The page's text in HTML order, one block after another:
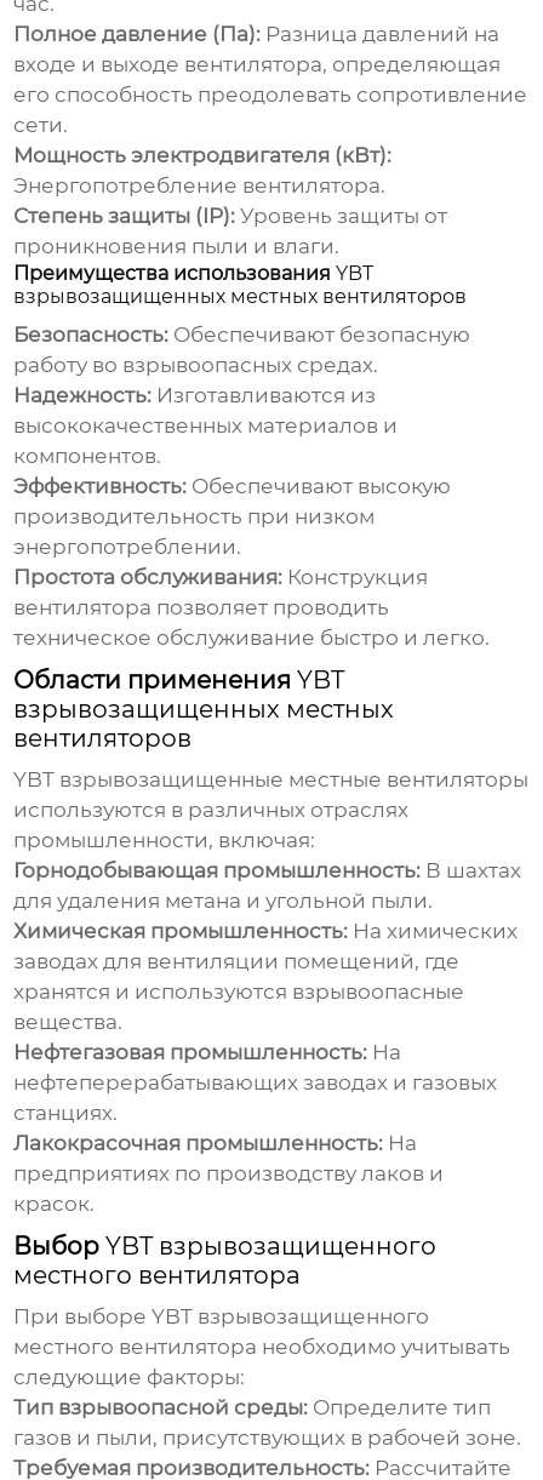
Полное давление (Па): Разница давлений на
входе и выходе вентилятора, определяющая
его способность преодолевать сопротивление
сети.
Мощность электродвигателя (кВт):
Энергопотребление вентилятора.
Степень защиты (IP): Уровень защиты от
проникновения пыли и влаги.
Преимущества использованияYBT
взрывозащищенных местных вентиляторов
Безопасность: Обеспечивают безопасную
работу во взрывоопасных средах.
Надежность: Изготавливаются из
высококачественных материалов и
компонентов.
Эффективность: Обеспечивают высокую
производительность при низком
энергопотреблении.
Простота обслуживания: Конструкция
вентилятора позволяет проводить
техническое обслуживание быстро и легко.
Области примененияYBT
взрывозащищенных местных
вентиляторов
YBT взрывозащищенные местные вентиляторы
используются в различных отраслях
промышленности, включая:
Горнодобывающая промышленность: В шахтах
для удаления метана и угольной пыли.
Химическая промышленность: На химических
заводах для вентиляции помещений, где
хранятся и используются взрывоопасные
вещества.
Нефтегазовая промышленность: На
нефтеперерабатывающих заводах и газовых
станциях.
Лакокрасочная промышленность: На
предприятиях по производству лаков и
красок.
ВыборYBT взрывозащищенного
местного вентилятора
При выбореYBT взрывозащищенного
местного вентилятора необходимо учитывать
следующие факторы:
Тип взрывоопасной среды: Определите тип
газов и пыли, присутствующих в рабочей зоне.
Требуемая производительность: Рассчитайте